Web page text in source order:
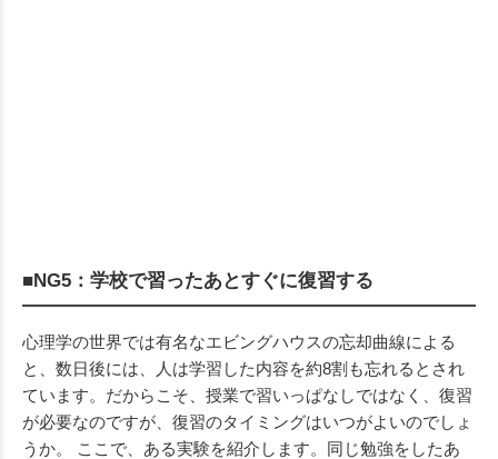
■NG5：学校で習ったあとすぐに復習する
心理学の世界では有名なエビングハウスの忘却曲線による
と、数日後には、人は学習した内容を約8割も忘れるとされ
ています。だからこそ、授業で習いっぱなしではなく、復習
が必要なのですが、復習のタイミングはいつがよいのでしょ
うか。 ここで、ある実験を紹介します。同じ勉強をしたあ